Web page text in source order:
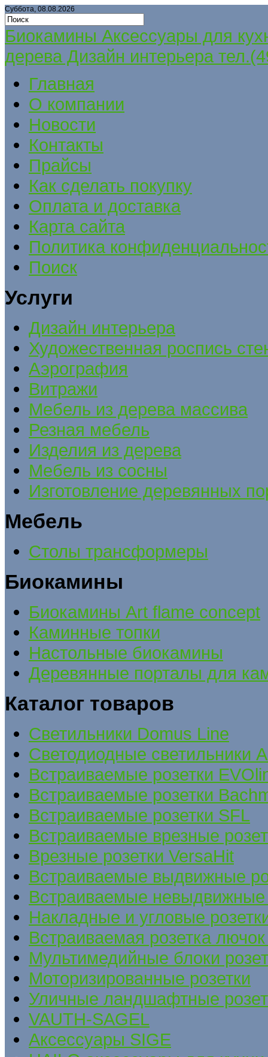
Суббота, 08.08.2026
Биокамины Аксессуары для
дерева Дизайн интерьера
Главная
О компании
Новости
Контакты
Прайсы
Как сделать покупку
Оплата и доставка
Карта сайта
Политика
Поиск
Услуги
Дизайн интерьера
Художественная роспись
Аэрография
Витражи
Мебель из дерева массива
Резная мебель
Изделия из дерева
Мебель из сосны
Изготовление деревянных
Мебель
Столы трансформеры
Биокамины
Биокамины Art flame concept
Каминные топки
Настольные биокамины
Деревянные порталы для
Каталог товаров
Cветильники Domus Line
Светодиодные светильники
Встраиваемые розетки
Встраиваемые розетки
Встраиваемые розетки SFL
Встраиваемые врезные
Врезные розетки VersaHit
Встраиваемые выдвижные
Встраиваемые невыдвижные
Накладные и угловые
Встраиваемая розетка
Мультимедийные блоки
Моторизированные розетки
Уличные ландшафтные
VAUTH-SAGEL
Аксессуары SIGE